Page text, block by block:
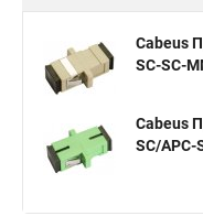
Cabeus
SC-SC-
Cabeus
SC/APC-